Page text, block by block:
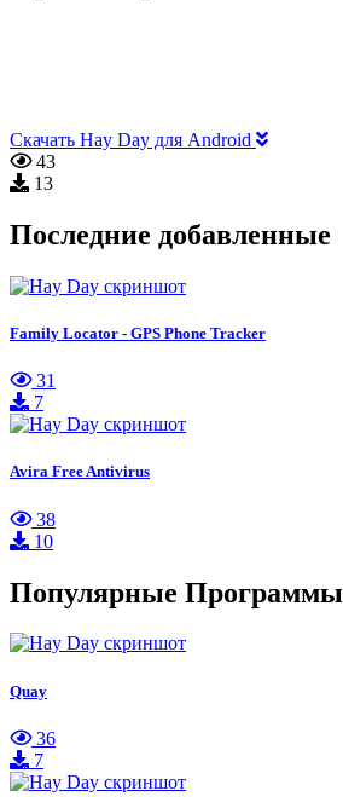
Скачать Hay Day для Android
43
13
Последние добавленные
Family Locator - GPS Phone Tracker
31
7
Avira Free Antivirus
38
10
Популярные Программы
Quay
36
7